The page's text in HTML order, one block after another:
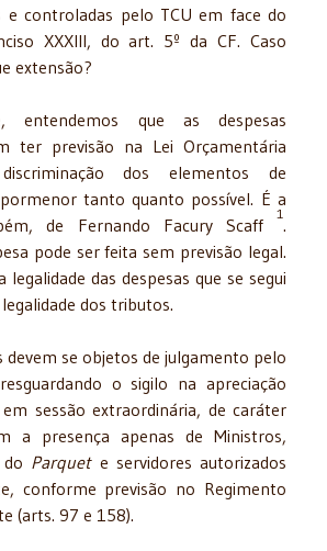
e controladas pelo TCU em face do
XXXIII, do art. 5º da CF. Caso
extensão?
entendemos que as despesas
ter previsão na Lei Orçamentária
dos elementos de
tanto quanto possível. É a
de Fernando Facury Scaff
1
.
pode ser feita sem previsão legal.
legalidade das despesas que se segui
dos tributos.
devem se objetos de julgamento pelo
o sigilo na apreciação
sessão extraordinária, de caráter
a presença apenas de Ministros,
Parquet e servidores autorizados
conforme previsão no Regimento
(arts. 97 e 158).